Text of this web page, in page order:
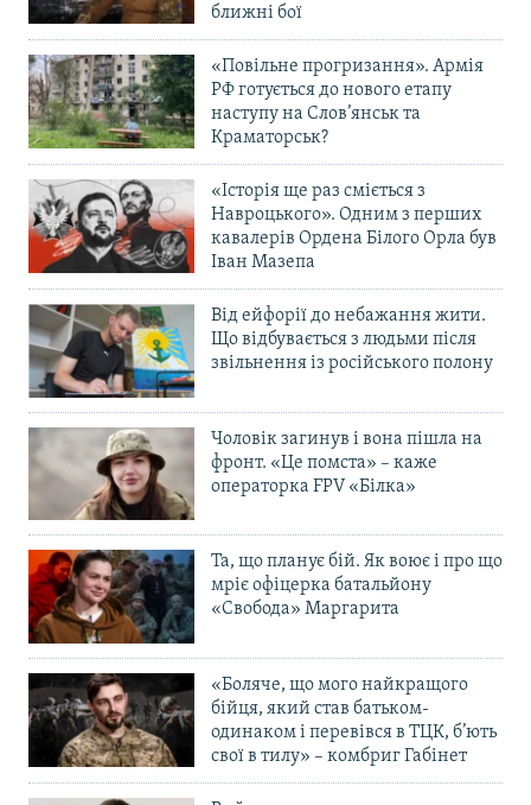
ближні бої
«Повільне прогризання». Армія
РФ готується до нового етапу
наступу на Слов’янськ та
Краматорськ?
«Історія ще раз сміється з
Навроцького». Одним з перших
кавалерів Ордена Білого Орла був
Іван Мазепа
Від ейфорії до небажання жити.
Що відбувається з людьми після
звільнення із російського полону
Чоловік загинув і вона пішла на
фронт. «Це помста» – каже
операторка FPV «Білка»
Та, що планує бій. Як воює і про що
мріє офіцерка батальйону
«Свобода» Маргарита
«Боляче, що мого найкращого
бійця, який став батьком-
одинаком і перевівся в ТЦК, б’ють
свої в тилу» – комбриг Габінет